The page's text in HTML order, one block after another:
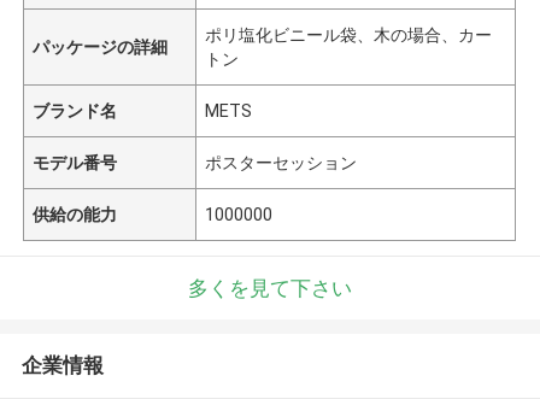
パッケージの詳細
ポリ塩化ビニール袋、木の場合、カー
トン
ブランド名 METS
モデル番号 ポスターセッション
供給の能力 1000000
多くを見て下さい
企業情報